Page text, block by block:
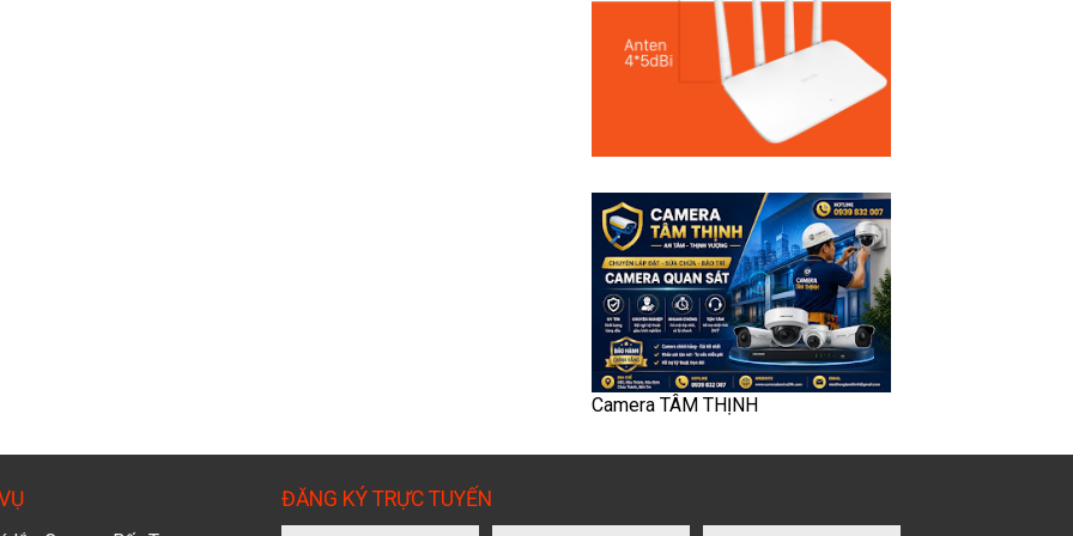
Camera TÂM THỊNH
ĐĂNG KÝ TRỰC TUYẾN